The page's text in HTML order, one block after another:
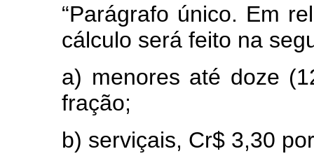
“Parágrafo único. Em
cálculo será feito na
a) menores até doze
fração;
b) serviçais, Cr$ 3,30